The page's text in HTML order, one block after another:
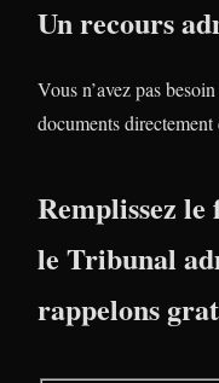
Un recours
Vous n’avez pas
documents directement
Remplissez
le Tribunal
rappelons